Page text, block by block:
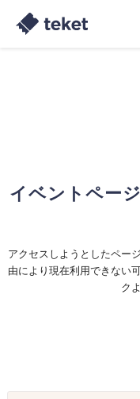
イベントペー
アクセスしようとしたペー
由により現在利用できない
ク